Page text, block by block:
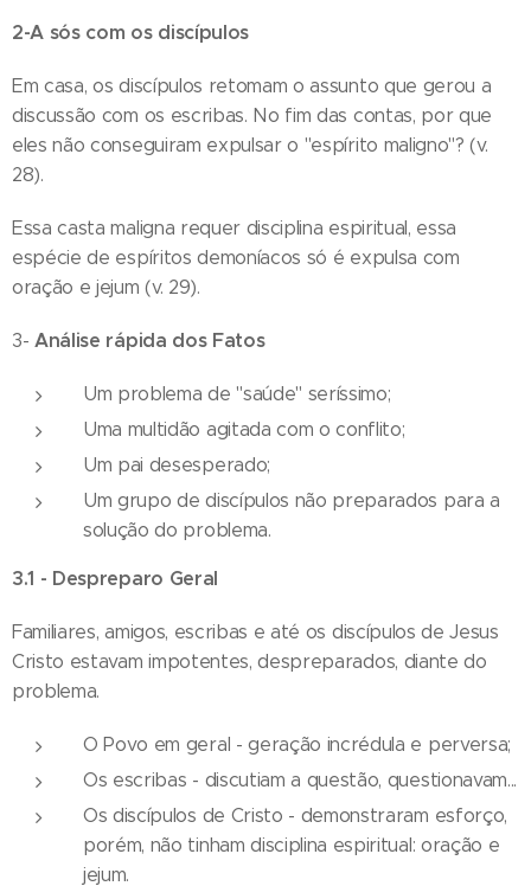
2-A sós com os discípulos
Em casa, os discípulos retomam o assunto que gerou a
discussão com os escribas. No fim das contas, por que
eles não conseguiram expulsar o "espírito maligno"? (v.
28).
Essa casta maligna requer disciplina espiritual, essa
espécie de espíritos demoníacos só é expulsa com
oração e jejum (v. 29).
3-Análise rápida dos Fatos
Um problema de "saúde" seríssimo;
Uma multidão agitada com o conflito;
Um pai desesperado;
Um grupo de discípulos não preparados para a
solução do problema.
3.1 - Despreparo Geral
Familiares, amigos, escribas e até os discípulos de Jesus
Cristo estavam impotentes, despreparados, diante do
problema.
O Povo em geral - geração incrédula e perversa;
Os escribas - discutiam a questão, questionavam...
Os discípulos de Cristo - demonstraram esforço,
porém, não tinham disciplina espiritual: oração e
jejum.